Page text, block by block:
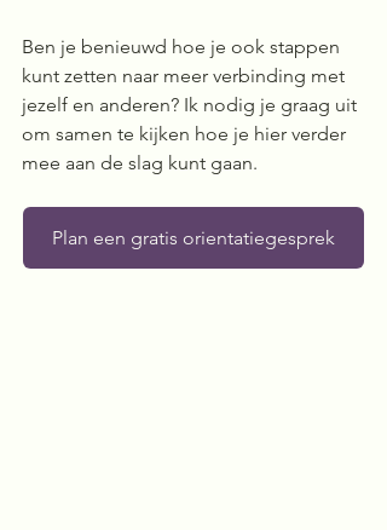
Ben je benieuwd hoe je ook stappen
kunt zetten naar meer verbinding met
jezelf en anderen? Ik nodig je graag uit
om samen te kijken hoe je hier verder
mee aan de slag kunt gaan.
Plan een gratis orientatiegesprek